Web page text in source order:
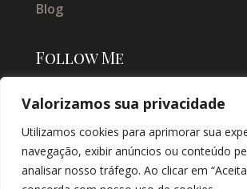
Valorizamos sua privacidade
Utilizamos cookies para aprimorar sua
navegação, exibir anúncios ou conteúdo
analisar nosso tráfego. Ao clicar em
Blog
Follow Me